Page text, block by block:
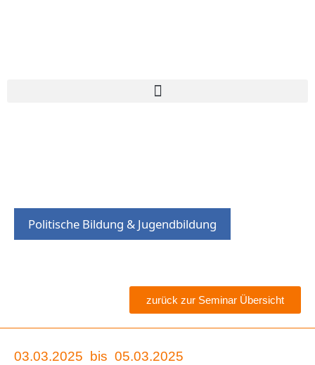
Politische Bildung & Jugendbildung
zurück zur Seminar Übersicht
03.03.2025 bis 05.03.2025